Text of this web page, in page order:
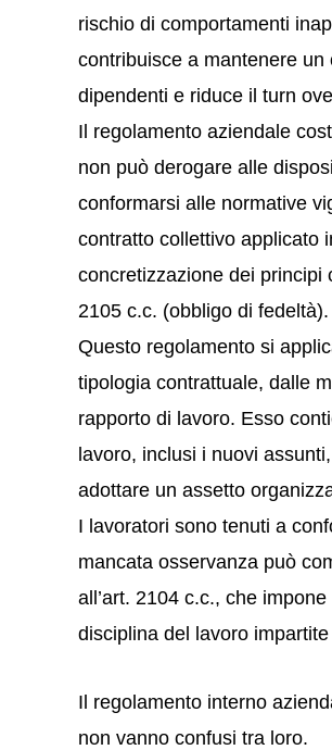
rischio di comportamenti
contribuisce a mantenere
dipendenti e riduce il turn
Il regolamento aziendale
non può derogare alle
conformarsi alle normative
contratto collettivo applicato
concretizzazione dei principi
2105 c.c. (obbligo di fedeltà).
Questo regolamento si
tipologia contrattuale, dalle
rapporto di lavoro. Esso
lavoro, inclusi i nuovi
adottare un assetto
I lavoratori sono tenuti a
mancata osservanza può
all’art. 2104 c.c., che
disciplina del lavoro
Il regolamento interno
non vanno confusi tra loro.